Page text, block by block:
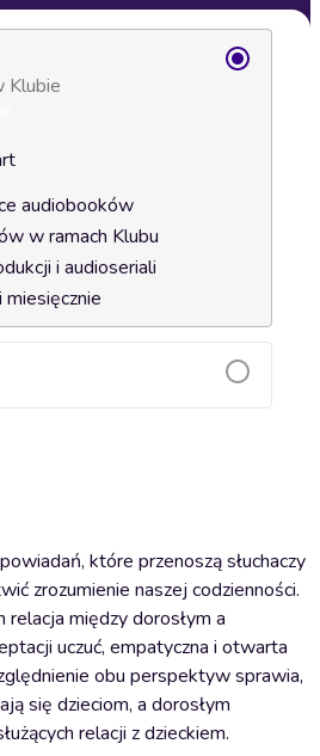
Klubie
audiobooków
w ramach Klubu
i audioseriali
do koszyka
które przenoszą słuchaczy
zrozumienie naszej codzienności.
między dorosłym a
uczuć, empatyczna i otwarta
obu perspektyw sprawia,
się dzieciom, a dorosłym
relacji z dzieckiem.